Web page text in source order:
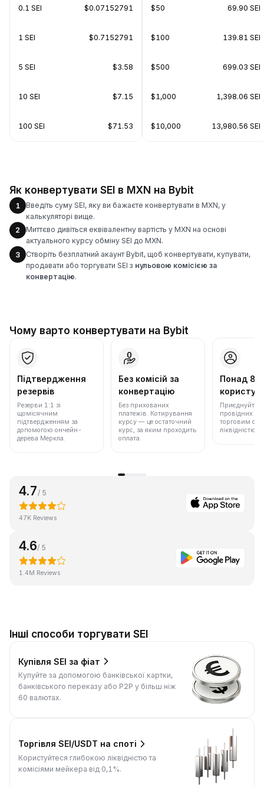
0.1 SEI $0.07152791
1 SEI $0.7152791
5 SEI $3.58
10 SEI $7.15
100 SEI $71.53
$50 69.90 SEI
$100 139.81 SEI
$500 699.03 SEI
$1,000 1,398.06 SEI
$10,000 13,980.56 SEI
Як конвертувати SEI в MXN на Bybit
1
Введіть суму SEI, яку ви бажаєте конвертувати в MXN, у
калькуляторі вище.
2
Миттєво дивіться еквівалентну вартість у MXN на основі
актуального курсу обміну SEI до MXN.
3
Створіть безплатний акаунт Bybit, щоб конвертувати, купувати,
продавати або торгувати SEI з нульовою комісією за
конвертацію.
Чому варто конвертувати на Bybit
Підтвердження
резервів
Резерви 1:1 зі
щомісячним
підтвердженням за
допомогою ончейн-
дерева Меркла.
Без комісій за
конвертацію
Без прихованих
платежів. Котирування
курсу — це остаточний
курс, за яким проходить
оплата.
Понад 86
Приєднуйтеся
провідних
торговим
ліквідністю.
4.7 / 5
47K Reviews
4.6/ 5
1.4M Reviews
Інші способи торгувати SEI
Купівля SEI за фіат
Купуйте за допомогою банківської картки,
банківського переказу або P2P у більш ніж
60 валютах.
Торгівля SEI/USDT на споті
Користуйтеся глибокою ліквідністю та
комісіями мейкера від 0,1%.